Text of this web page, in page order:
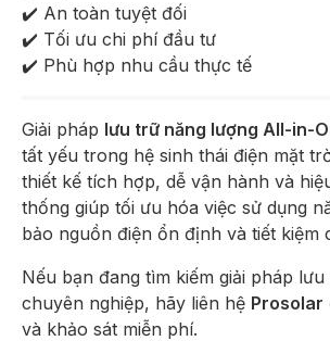
✔️ An toàn tuyệt đối
✔️ Tối ưu chi phí đầu tư
✔️ Phù hợp nhu cầu thực tế
Giải pháp lưu trữ năng lượng All-in-
tất yếu trong hệ sinh thái điện mặt
thiết kế tích hợp, dễ vận hành và
thống giúp tối ưu hóa việc sử dụng
bảo nguồn điện ổn định và tiết kiệm
Nếu bạn đang tìm kiếm giải pháp
chuyên nghiệp, hãy liên hệ Prosolar
và khảo sát miễn phí.